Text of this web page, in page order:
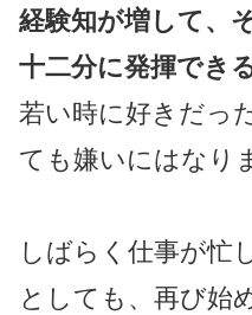
経験知が増して、
十二分に発揮でき
若い時に好きだっ
ても嫌いにはなり
しばらく仕事が忙
としても、再び始